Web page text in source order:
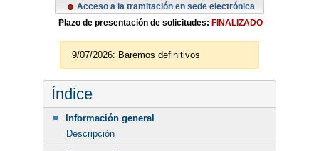
Acceso a la tramitación en sede electrónica
Plazo de presentación de solicitudes: FINALIZADO
9/07/2026: Baremos definitivos
Índice
Información general
Descripción